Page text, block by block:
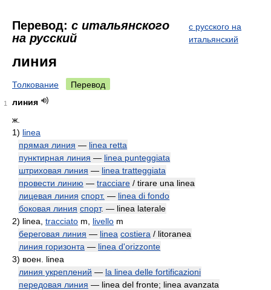
Перевод: с итальянского
на русский
с русского на
итальянский
линия
Толкование Перевод
1
линия
ж.
1) linea
прямая линия — linea retta
пунктирная линия — linea punteggiata
штриховая линия — linea tratteggiata
провести линию — tracciare / tirare una linea
лицевая линия спорт. — linea di fondo
боковая линия спорт. — linea laterale
2) linea, tracciato m, livello m
береговая линия — linea costiera / litoranea
линия горизонта — linea d'orizzonte
3) воен. linea
линия укреплений — la linea delle fortificazioni
передовая линия — linea del fronte; linea avanzata